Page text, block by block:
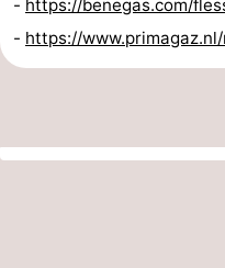
- https://benegas.com/
- https://